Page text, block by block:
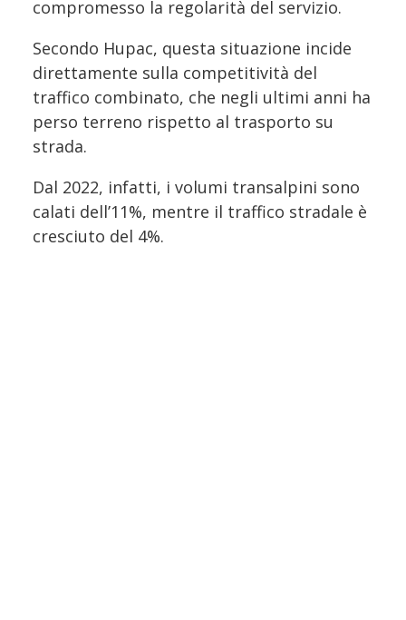
compromesso la regolarità del servizio.
Secondo Hupac, questa situazione incide
direttamente sulla competitività del
traffico combinato, che negli ultimi anni ha
perso terreno rispetto al trasporto su
strada.
Dal 2022, infatti, i volumi transalpini sono
calati dell’11%, mentre il traffico stradale è
cresciuto del 4%.